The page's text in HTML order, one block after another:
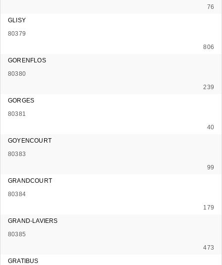
76
GLISY
80379
806
GORENFLOS
80380
239
GORGES
80381
40
GOYENCOURT
80383
99
GRANDCOURT
80384
179
GRAND-LAVIERS
80385
473
GRATIBUS